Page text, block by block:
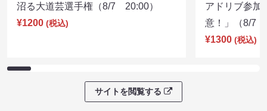
沼る大道芸選手権（8/7 20:00）
¥1200 (税込)
アドリブ参加
意！」（8/7
¥1300 (税込)
サイトを閲覧する